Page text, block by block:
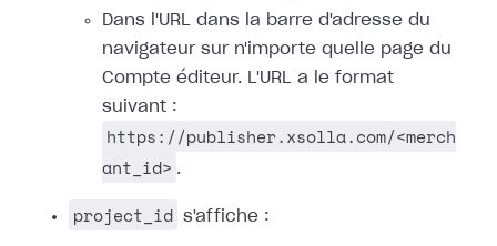
Dans l'URL dans la barre d'adresse du
navigateur sur n'importe quelle page du
Compte éditeur. L'URL a le format
suivant :
https://publisher.xsolla.com/<merch
ant_id> .
project_id s'affiche :